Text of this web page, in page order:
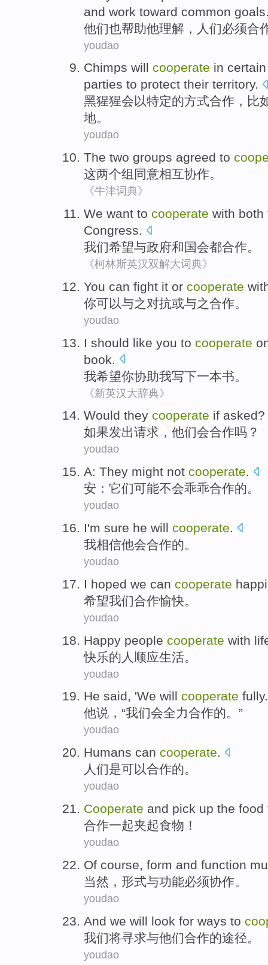
and work toward common goals
他们也帮助他理解 ， 人们必须合
youdao
Chimps will cooperate in certain
parties to protect their territory.
黑猩猩会以特定的方式合作 ， 比
地。
youdao
The two groups agreed to
这两个组 同意相互协作。
《牛津词典》
We want to cooperate with both
Congress.
我们希望与政府和 国会都合作。
《柯林斯英汉双解大词典》
You can fight it or cooperate
你可以与之对抗或与之合作。
youdao
I should like you to cooperate
book
我希望你协助我写下一本书 。
《新英汉大辞典》
Would they cooperate if asked?
如果发出请求 ， 他们会合作吗？
youdao
A: They might not cooperate.
安 ： 它们可能不会乖乖合作的。
youdao
I'm sure he will cooperate.
我相信他会合作的。
youdao
I hoped we can cooperate
希望我们合作愉快。
youdao
Happy people cooperate with
快乐的 人 顺应生活。
youdao
He said, 'We will cooperate fully.
他说 ，“我们会全力合作的。”
youdao
Humans can cooperate.
人们是可以合作的。
youdao
Cooperate and pick up the food
合作一起夹起食物！
youdao
Of course, form and function
当然 ， 形式与功能必须协作。
youdao
And we will look for ways to
我们将寻求与他们合作的途径 。
youdao